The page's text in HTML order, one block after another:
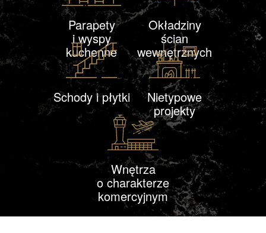
Parapety
i wyspy
kuchenne
Okładziny
ścian
wewnętrznych
Schody i płytki Nietypowe
projekty
Wnętrza
o charakterze
komercyjnym